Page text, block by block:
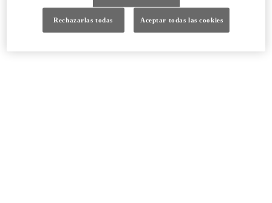
Rechazarlas todas Aceptar todas las cookies